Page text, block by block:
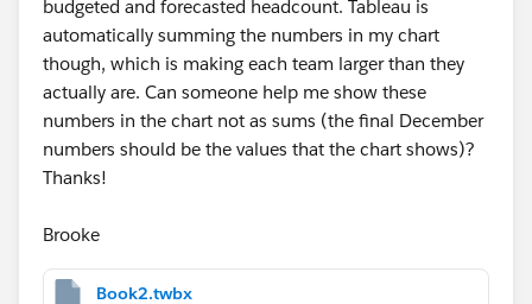
budgeted and forecasted headcount. Tableau is
automatically summing the numbers in my chart
though, which is making each team larger than they
actually are. Can someone help me show these
numbers in the chart not as sums (the final December
numbers should be the values that the chart shows)?
Thanks!
Brooke
Book2.twbx